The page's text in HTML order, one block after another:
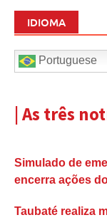
IDIOMA
Portuguese
| As três
Simulado de
encerra ações
Taubaté realiza